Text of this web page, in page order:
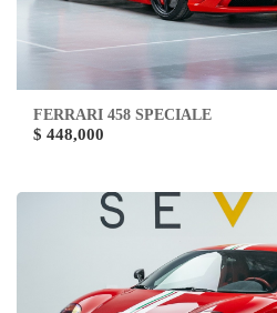
FERRARI 458 SPECIALE
$ 448,000